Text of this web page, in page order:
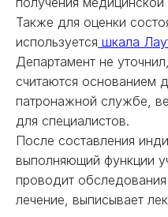
Также для оценки
используется шкала
Департамент не
считаются основанием
патронажной службе,
для специалистов.
После составления
выполняющий функции
проводит обследования
лечение, выписывает